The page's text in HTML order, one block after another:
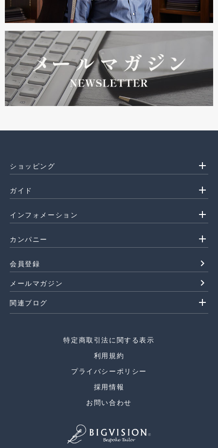
ショッピング add
ガイド add
インフォメーション add
カンパニー add
会員登録 navigate_next
メールマガジン navigate_next
関連ブログ add
特定商取引法に関する表示
利用規約
プライバシーポリシー
採用情報
お問い合わせ